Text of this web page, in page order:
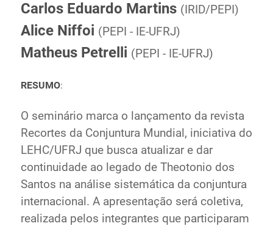
Banco Central do Brasil
Planalto
Carlos Eduardo Martins (IRID/PEPI)
Alice Niffoi (PEPI - IE-UFRJ)
Matheus Petrelli (PEPI - IE-UFRJ)
RESUMO:
O seminário marca o lançamento da revista
Recortes da Conjuntura Mundial, iniciativa do
LEHC/UFRJ que busca atualizar e dar
continuidade ao legado de Theotonio dos
Santos na análise sistemática da conjuntura
internacional. A apresentação será coletiva,
realizada pelos integrantes que participaram